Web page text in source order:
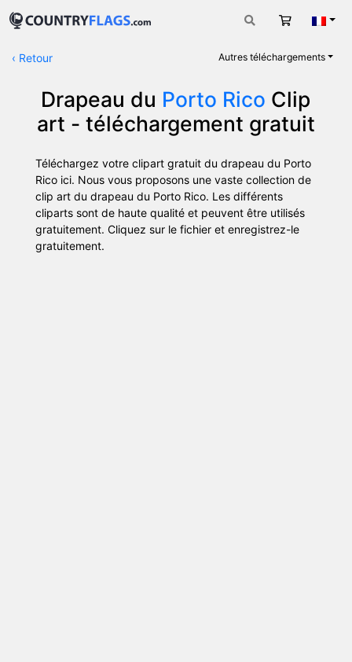
Panier
‹ Retour Autres téléchargements
Drapeau du Porto Rico Clip
art - téléchargement gratuit
Téléchargez votre clipart gratuit du drapeau du Porto
Rico ici. Nous vous proposons une vaste collection de
clip art du drapeau du Porto Rico. Les différents
cliparts sont de haute qualité et peuvent être utilisés
gratuitement. Cliquez sur le fichier et enregistrez-le
gratuitement.